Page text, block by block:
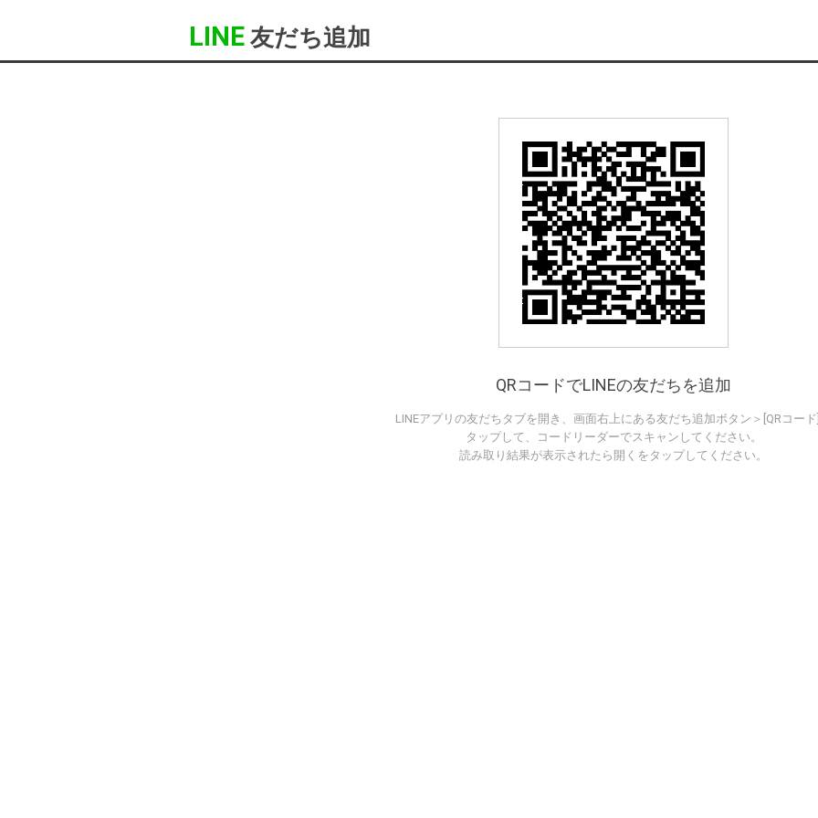
LINE 友だち追加
QRコードでLINEの友だちを追加
LINEアプリの友だちタブを開き、画面右上にある友だち追加ボタン＞[QRコー
タップして、コードリーダーでスキャンしてください。
読み取り結果が表示されたら開くをタップしてください。